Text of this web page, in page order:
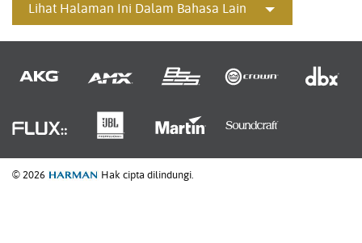
Lihat Halaman Ini Dalam Bahasa Lain
© 2026 Hak cipta dilindungi.